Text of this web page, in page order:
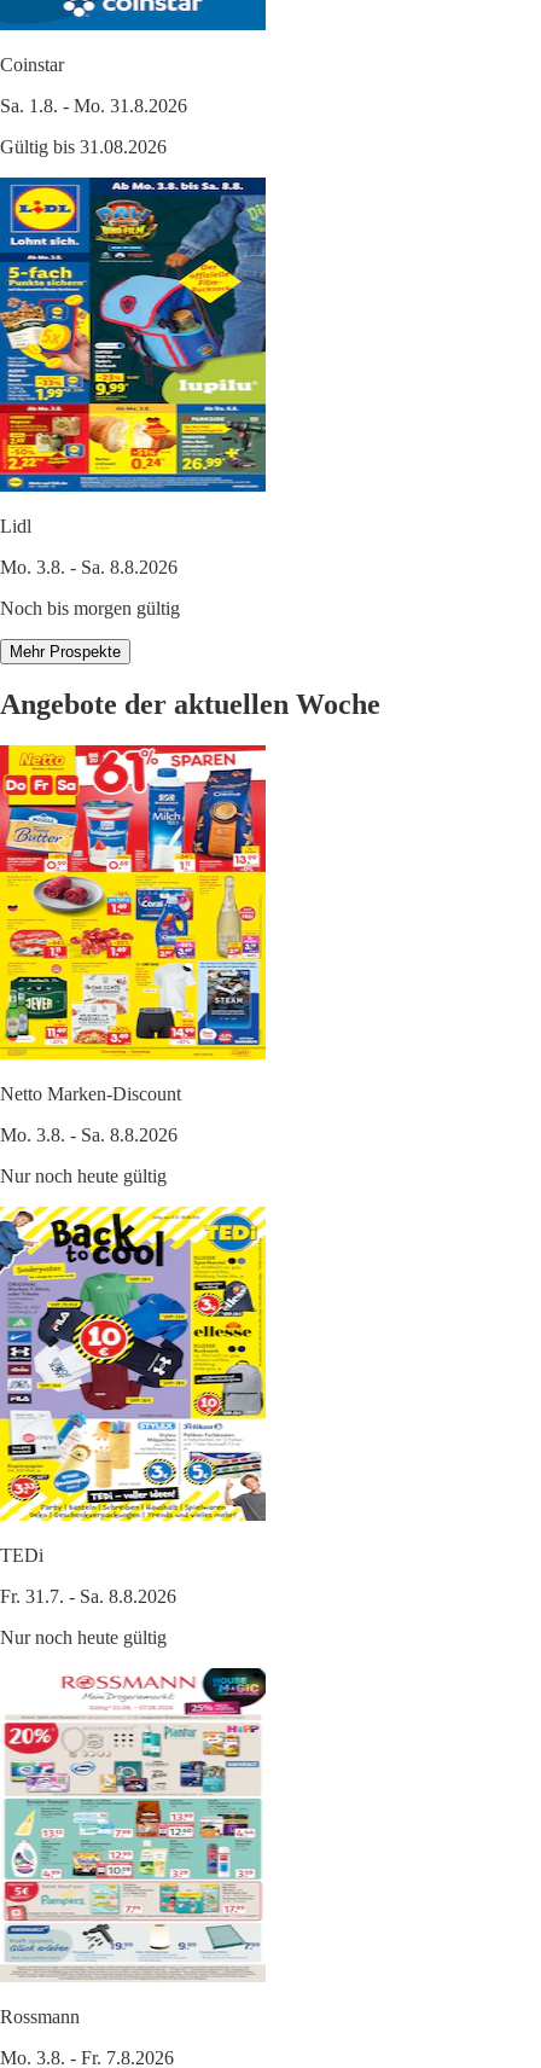
Coinstar
Sa. 1.8. - Mo. 31.8.2026
Gültig bis 31.08.2026
Lidl
Mo. 3.8. - Sa. 8.8.2026
Noch bis morgen gültig
Mehr Prospekte
Angebote der aktuellen Woche
Netto Marken-Discount
Mo. 3.8. - Sa. 8.8.2026
Nur noch heute gültig
TEDi
Fr. 31.7. - Sa. 8.8.2026
Nur noch heute gültig
Rossmann
Mo. 3.8. - Fr. 7.8.2026